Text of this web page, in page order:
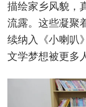
描绘家乡风貌，
流露。这些凝聚
续纳入《小喇叭
文学梦想被更多